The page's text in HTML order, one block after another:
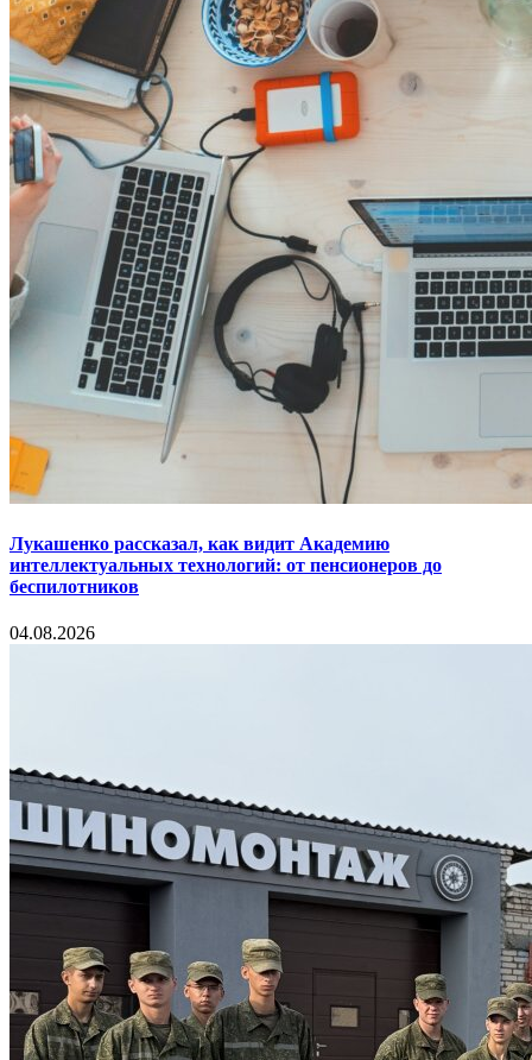
Лукашенко рассказал, как видит Академию
интеллектуальных технологий: от пенсионеров до
беспилотников
04.08.2026